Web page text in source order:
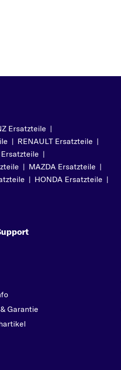
Ersatzteile |
| RENAULT Ersatzteile |
Ersatzteile |
| MAZDA Ersatzteile |
| HONDA Ersatzteile |
Garantie